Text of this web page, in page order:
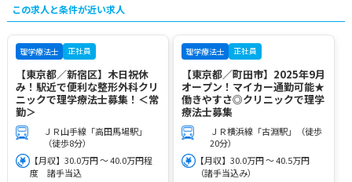
この求人と条件が近い求人
理学療法士 正社員
【東京都／新宿区】木日祝休
み！駅近で便利な整形外科クリ
ニックで理学療法士募集！＜常
勤＞
ＪＲ山手線「高田馬場駅」
（徒歩8分）
【月収】30.0万円 ～ 40.0万円程
度 諸手当込
理学療法士 正社員
【東京都／町田市】2025年9月
オープン！マイカー通勤可能★
働きやすさ◎クリニックで理学
療法士募集
ＪＲ横浜線「古淵駅」（徒歩
20分）
【月収】30.0万円 ～ 40.5万円
（諸手当込み）